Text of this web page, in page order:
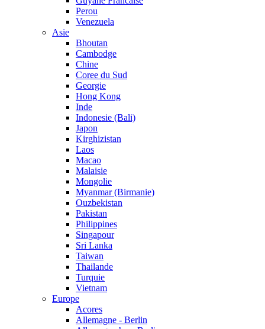
Perou
Venezuela
Asie
Bhoutan
Cambodge
Chine
Coree du Sud
Georgie
Hong Kong
Inde
Indonesie (Bali)
Japon
Kirghizistan
Laos
Macao
Malaisie
Mongolie
Myanmar (Birmanie)
Ouzbekistan
Pakistan
Philippines
Singapour
Sri Lanka
Taiwan
Thailande
Turquie
Vietnam
Europe
Acores
Allemagne - Berlin